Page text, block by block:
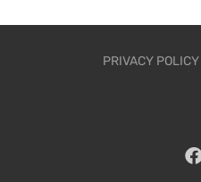
PRIVACY POLICY